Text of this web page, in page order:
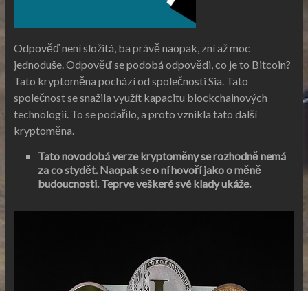
Odpověď není složitá, ba právě naopak, zní až moc
jednoduše. Odpověď se podobá odpovědi, co je to Bitcoin?
Tato kryptoměna pochází od společnosti Sia. Tato
společnost se snažila využít kapacitu blockchainových
technologií. To se podařilo, a proto vznikla tato další
kryptoměna.
Tato novodobá verze kryptoměny se rozhodně nemá
za co stydět. Naopak se o ní hovoří jako o měně
budoucnosti. Teprve veškeré své klady ukáže.